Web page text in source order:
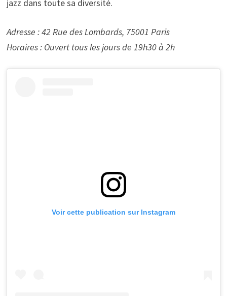
jazz dans toute sa diversité.
Adresse : 42 Rue des Lombards, 75001 Paris
Horaires : Ouvert tous les jours de 19h30 à 2h
Voir cette publication sur Instagram